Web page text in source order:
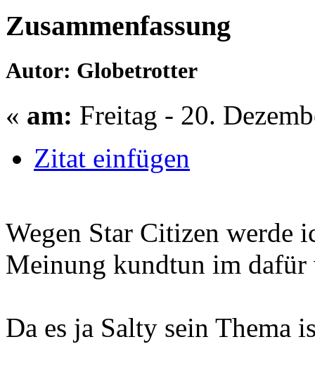
Zusammenfassung
Autor: Globetrotter
« am: Freitag - 20.
Zitat einfügen
Wegen Star Citizen werde
Meinung kundtun im dafür
Da es ja Salty sein Thema